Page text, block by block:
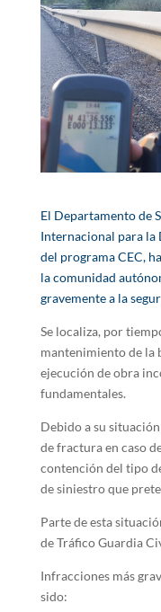
El Departamento de
Internacional para la
del programa CEC,
la comunidad
gravemente a la
Se localiza, por
mantenimiento de la
ejecución de obra
fundamentales.
Debido a su
de fractura en caso
contención del tipo
de siniestro que
Parte de esta
de Tráfico Guardia
Infracciones más
sido: